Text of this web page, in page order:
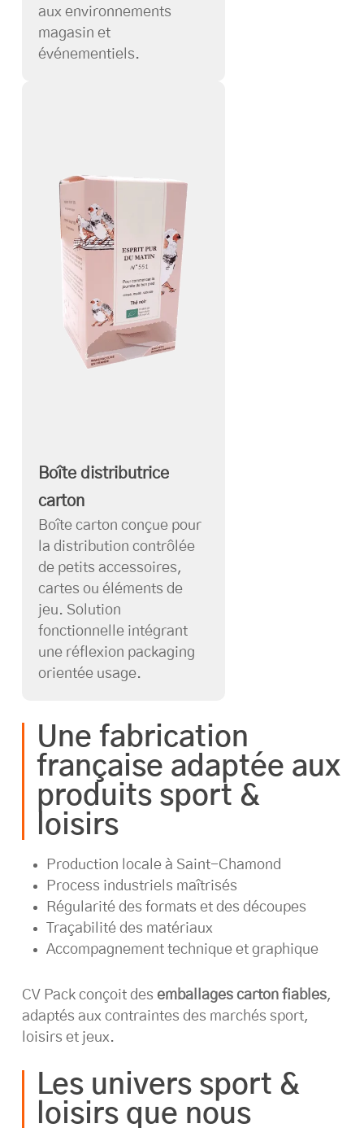
aux environnements
magasin et
événementiels.
Boîte distributrice
carton
Boîte carton conçue pour
la distribution contrôlée
de petits accessoires,
cartes ou éléments de
jeu. Solution
fonctionnelle intégrant
une réflexion packaging
orientée usage.
Une fabrication
française adaptée aux
produits sport &
loisirs
Production locale à Saint-Chamond
Process industriels maîtrisés
Régularité des formats et des découpes
Traçabilité des matériaux
Accompagnement technique et graphique
CV Pack conçoit des emballages carton fiables,
adaptés aux contraintes des marchés sport,
loisirs et jeux.
Les univers sport &
loisirs que nous